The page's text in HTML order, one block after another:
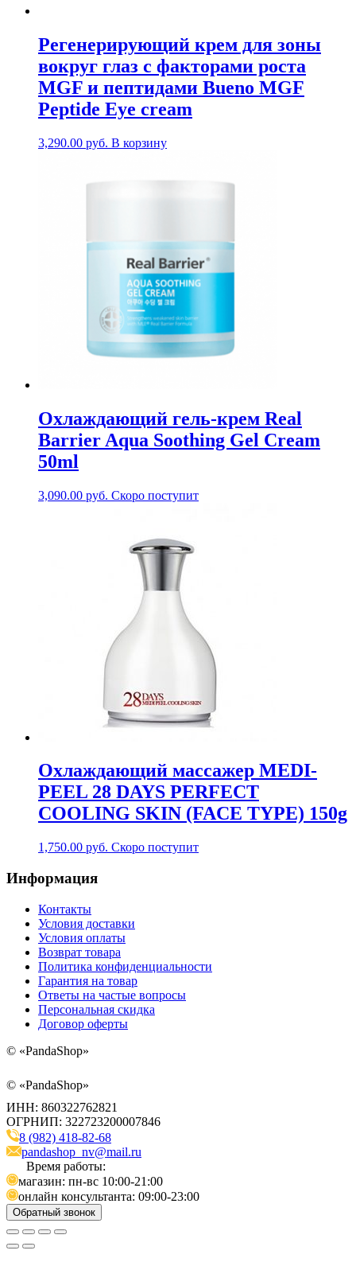
Регенерирующий крем для зоны
вокруг глаз с факторами роста
MGF и пептидами Bueno MGF
Peptide Eye cream
3,290.00 руб. В корзину
Охлаждающий гель-крем Real
Barrier Aqua Soothing Gel Cream
50ml
3,090.00 руб. Скоро поступит
Охлаждающий массажер MEDI-
PEEL 28 DAYS PERFECT
COOLING SKIN (FACE TYPE) 150g
1,750.00 руб. Скоро поступит
Информация
Контакты
Условия доставки
Условия оплаты
Возврат товара
Политика конфиденциальности
Гарантия на товар
Ответы на частые вопросы
Персональная скидка
Договор оферты
© «PandaShop»
© «PandaShop»
ИНН: 860322762821
ОГРНИП: 322723200007846
8 (982) 418-82-68
pandashop_nv@mail.ru
Время работы:
магазин: пн-вс 10:00-21:00
онлайн консультанта: 09:00-23:00
Обратный звонок